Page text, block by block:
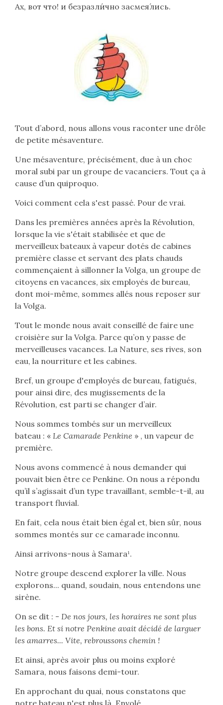
Ах, вот что! и безразли́чно засмея́лись.
Tout d’abord, nous allons vous raconter une drôle
de petite mésaventure.
Une mésaventure, précisément, due à un choc
moral subi par un groupe de vacanciers. Tout ça à
cause d’un quiproquo.
Voici comment cela s'est passé. Pour de vrai.
Dans les premières années après la Révolution,
lorsque la vie s'était stabilisée et que de
merveilleux bateaux à vapeur dotés de cabines
première classe et servant des plats chauds
commençaient à sillonner la Volga, un groupe de
citoyens en vacances, six employés de bureau,
dont moi-même, sommes allés nous reposer sur
la Volga.
Tout le monde nous avait conseillé de faire une
croisière sur la Volga. Parce qu’on y passe de
merveilleuses vacances. La Nature, ses rives, son
eau, la nourriture et les cabines.
Bref, un groupe d'employés de bureau, fatigués,
pour ainsi dire, des mugissements de la
Révolution, est parti se changer d’air.
Nous sommes tombés sur un merveilleux
bateau : « Le Camarade Penkine » , un vapeur de
première.
Nous avons commencé à nous demander qui
pouvait bien être ce Penkine. On nous a répondu
qu’il s’agissait d’un type travaillant, semble-t-il, au
transport fluvial.
En fait, cela nous était bien égal et, bien sûr, nous
sommes montés sur ce camarade inconnu.
Ainsi arrivons-nous à Samara¹.
Notre groupe descend explorer la ville. Nous
explorons... quand, soudain, nous entendons une
sirène.
On se dit : - De nos jours, les horaires ne sont plus
les bons. Et si notre Penkine avait décidé de larguer
les amarres... Vite, rebroussons chemin !
Et ainsi, après avoir plus ou moins exploré
Samara, nous faisons demi-tour.
En approchant du quai, nous constatons que
notre bateau n'est plus là. Envolé.